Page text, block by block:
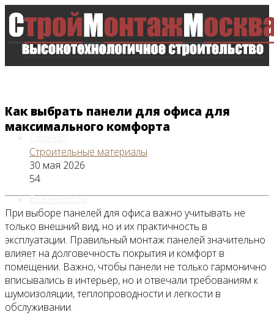
Все новости
Видео
Как выбрать панели для офиса для
максимального комфорта
Строительные материалы
30 мая 2026
54
При выборе панелей для офиса важно учитывать не
только внешний вид, но и их практичность в
эксплуатации. Правильный монтаж панелей значительно
влияет на долговечность покрытия и комфорт в
помещении. Важно, чтобы панели не только гармонично
вписывались в интерьер, но и отвечали требованиям к
шумоизоляции, теплопроводности и легкости в
обслуживании.